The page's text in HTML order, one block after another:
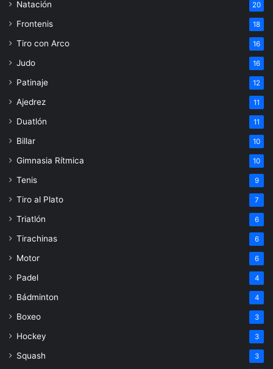
Natación 20
Frontenis 18
Tiro con Arco 16
Judo 16
Patinaje 12
Ajedrez 11
Duatlón 11
Billar 10
Gimnasia Rítmica 10
Tenis 9
Tiro al Plato 7
Triatlón 6
Tirachinas 6
Motor 6
Padel 4
Bádminton 4
Boxeo 3
Hockey 3
Squash 3